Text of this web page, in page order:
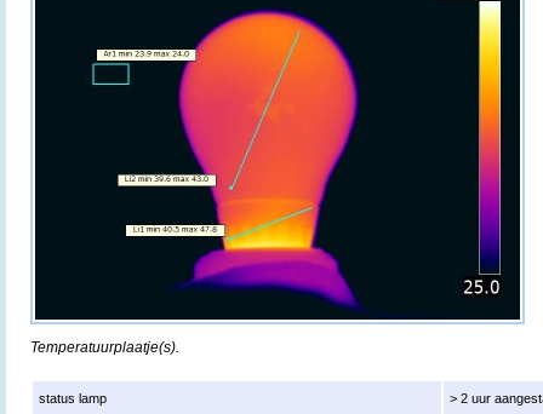
Temperatuurplaatje(s).
status lamp > 2 uur